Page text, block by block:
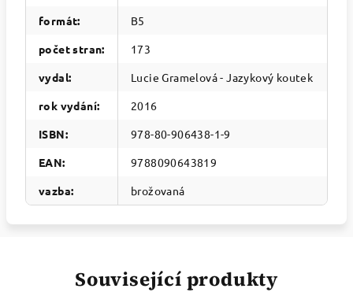
formát:
B5
počet stran:
173
vydal:
Lucie Gramelová - Jazykový koutek
rok vydání:
2016
ISBN:
978-80-906438-1-9
EAN:
9788090643819
vazba: brožovaná
Související produkty